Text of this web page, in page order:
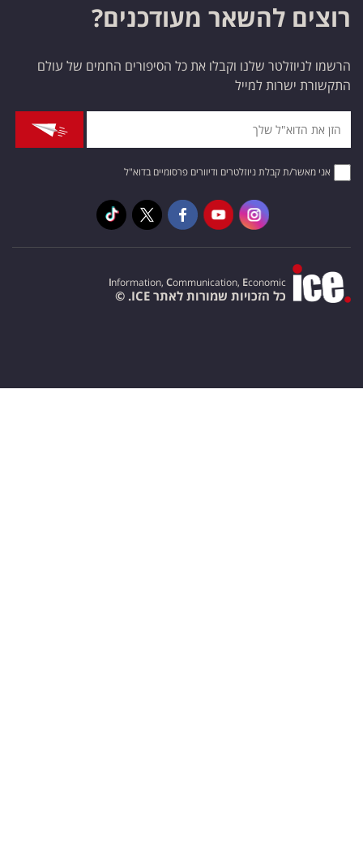
רוצים להשאר מעודכנים?
הרשמו לניוזלטר שלנו וקבלו את כל הסיפורים החמים של עולם
התקשורת ישרות למייל
אני מאשר/ת קבלת ניוזלטרים ודיוורים פרסומיים בדוא"ל
Information, Communication, Economic
כל הזכויות שמורות לאתר ICE. ©